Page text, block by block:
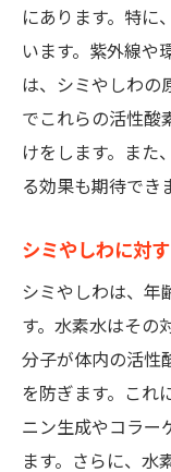
にあります。特に
います。紫外線や
は、シミやしわの
でこれらの活性酸
けをします。また
る効果も期待でき
シミやしわに対
シミやしわは、年
す。水素水はその
分子が体内の活性
を防ぎます。これ
ニン生成やコラー
ます。さらに、水